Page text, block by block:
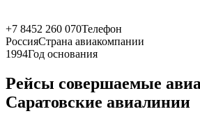
+7 8452 260 070Телефон
РоссияСтрана авиакомпании
1994Год основания
Рейсы совершаемые
Саратовские авиалинии